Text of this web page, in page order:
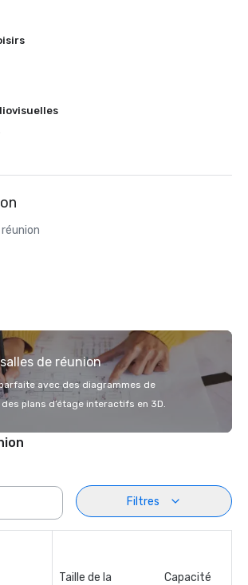
de réunion
avec des diagrammes de
plans d’étage interactifs en 3D.
Filtres
Taille de la
Capacité